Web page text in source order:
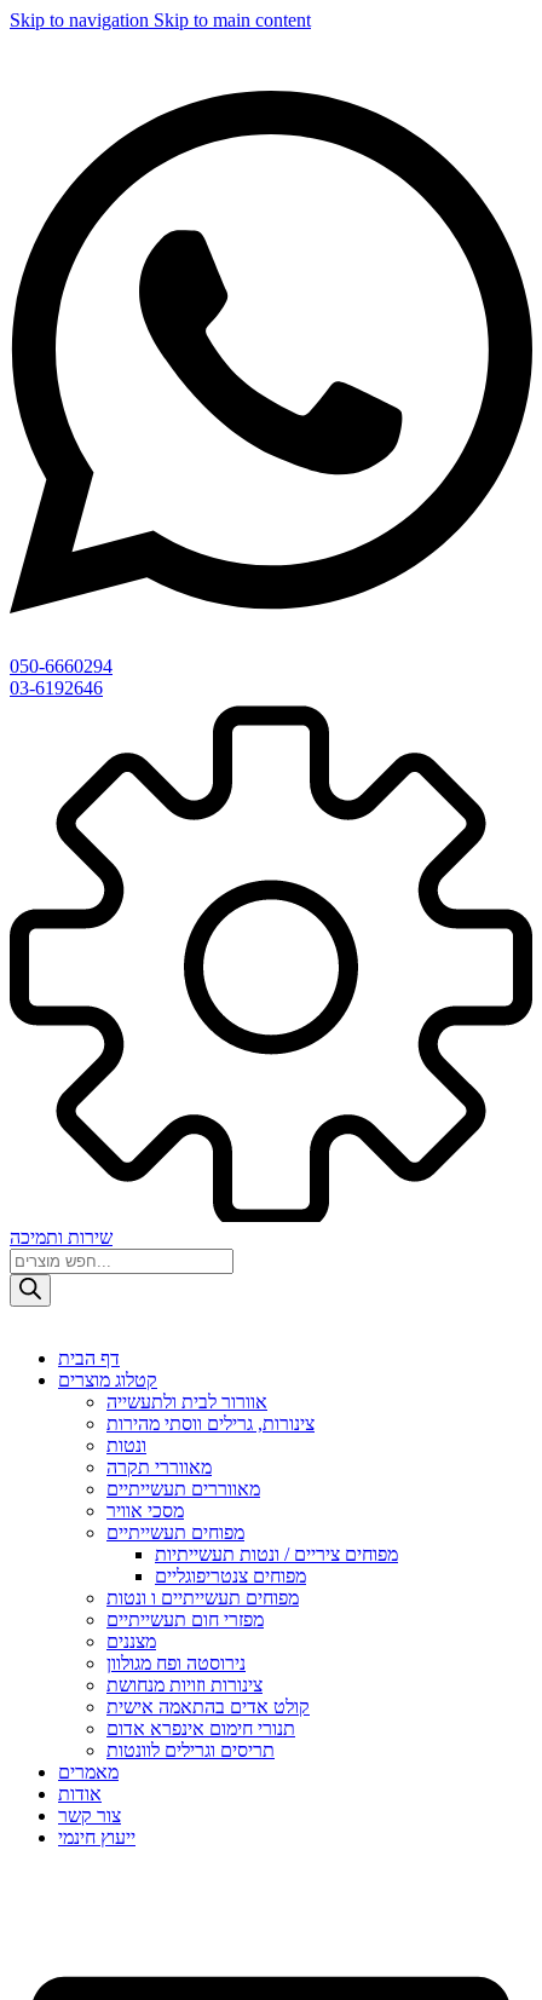
Skip to navigation Skip to main content
050-6660294
03-6192646
שירות ותמיכה
Products
search
דף הבית
קטלוג מוצרים
אוורור לבית ולתעשייה
צינורות, גרילים ווסתי מהירות
ונטות
מאווררי תקרה
מאווררים תעשייתיים
מסכי אוויר
מפוחים תעשייתיים
מפוחים ציריים / ונטות תעשייתיות
מפוחים צנטריפוגליים
מפוחים תעשייתיים ו ונטות
מפזרי חום תעשייתיים
מצננים
נירוסטה ופח מגולוון
צינורות וזויות מנחושת
קולט אדים בהתאמה אישית
תנורי חימום אינפרא אדום
תריסים וגרילים לוונטות
מאמרים
אודות
צור קשר
ייעוץ חינמי